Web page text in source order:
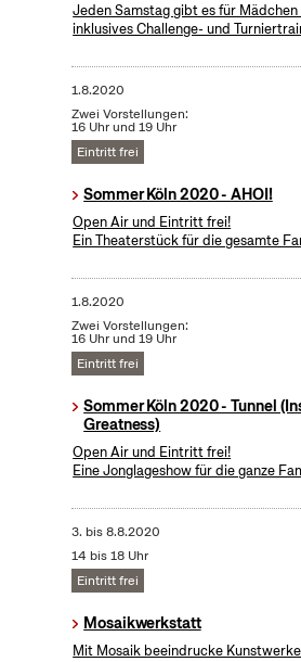
Jeden Samstag gibt es für
inklusives Challenge- und
1.8.2020
Zwei Vorstellungen:
16 Uhr und 19 Uhr
Eintritt frei
Sommer Köln 2020 - AHOI!
Open Air und Eintritt frei!
Ein Theaterstück für die gesamte
1.8.2020
Zwei Vorstellungen:
16 Uhr und 19 Uhr
Eintritt frei
Sommer Köln 2020 - Tunnel
Greatness)
Open Air und Eintritt frei!
Eine Jonglageshow für die ganze
3. bis8.8.2020
14 bis 18 Uhr
Eintritt frei
Mosaikwerkstatt
Mit Mosaik beeindrucke